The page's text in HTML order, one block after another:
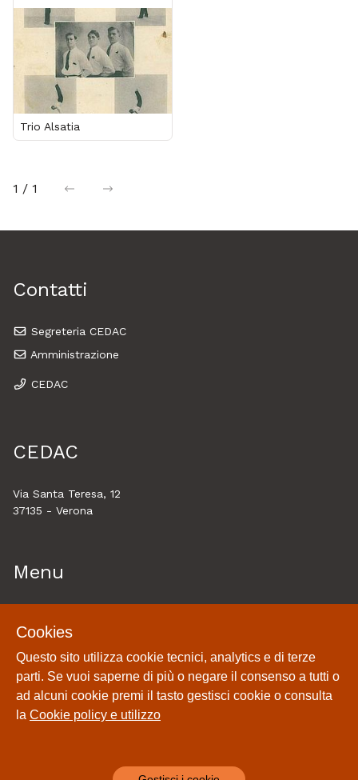
Trio Alsatia
1 / 1 precedentesuccessiva
Contatti
Segreteria CEDAC
Amministrazione
CEDAC
CEDAC
Via Santa Teresa, 12
37135 - Verona
Menu
Esplora
Historytelling
Cookie policy e utilizzo
Cookies
Questo sito utilizza cookie tecnici, analytics e di terze
parti. Se vuoi saperne di più o negare il consenso a tutti o
ad alcuni cookie premi il tasto gestisci cookie o consulta
la Cookie policy e utilizzo